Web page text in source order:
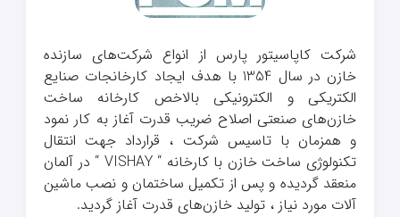
شرکت کاپاسیتور پارس از انواع شرکت‌های سازنده
خازن در سال 1354 با هدف ایجاد کارخانجات صنایع
الکتریکی و الکترونیکی بالاخص کارخانه ساخت
خازن‌های صنعتی اصلاح ضریب قدرت آغاز به کار نمود
و همزمان با تاسیس شرکت ، قرارداد جهت انتقال
تکنولوژی ساخت خازن با کارخانه “VISHAY “ در آلمان
منعقد گردیده و پس از تکمیل ساختمان و نصب ماشین
آلات مورد نیاز ، تولید خازن‌های قدرت آغاز گردید.